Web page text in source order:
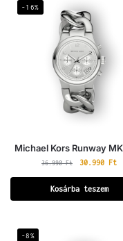
-16%
Michael Kors Runway
36.990Ft 30.990 Ft
Kosárba teszem
-8%